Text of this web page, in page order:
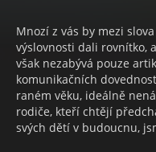
Mnozí z vás by mezi
výslovnosti dali rovnítko,
však nezabývá pouze
komunikačních
raném věku, ideálně
rodiče, kteří chtějí
svých dětí v budoucnu,
plný her, doplňovaček,